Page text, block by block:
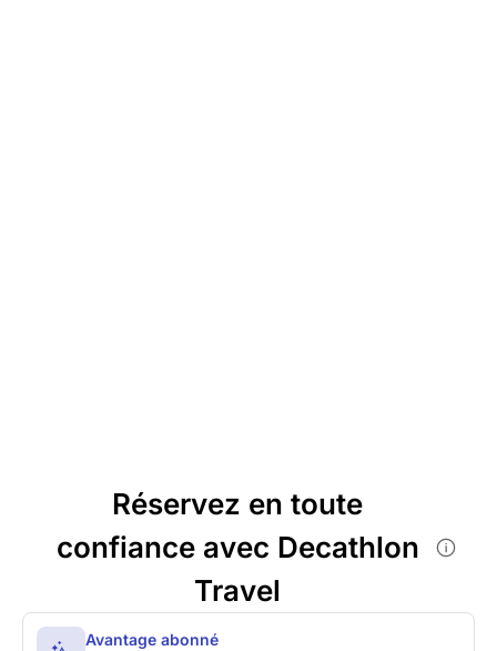
Réservez en toute
confiance avec Decathlon
Travel
Avantage abonné